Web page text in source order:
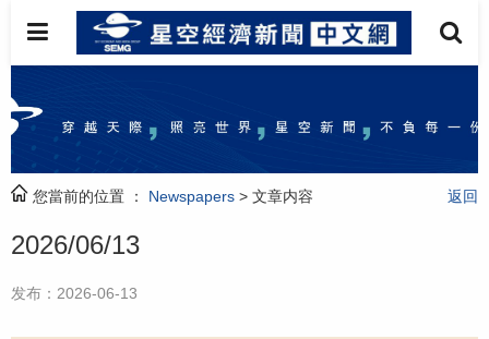
您當前的位置 ： Newspapers > 文章内容 返回
2026/06/13
发布：2026-06-13